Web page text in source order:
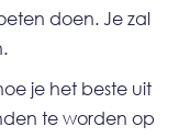
doen. Je zal
je het beste uit
te worden op